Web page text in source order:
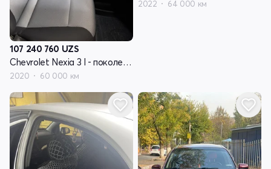
107 240 760 UZS
Chevrolet Nexia 3 I - поколение
2020 60 000 км
2022 64 000 км